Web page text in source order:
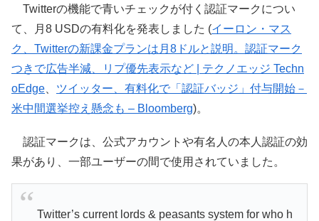
Twitterの機能で青いチェックが付く認証マークについ
て、月8 USDの有料化を発表しました (イーロン・マス
ク、Twitterの新課金プランは月8ドルと説明。認証マーク
つきで広告半減、リプ優先表示など | テクノエッジ Techn
oEdge
ツイッター、有料化で「認証バッジ」付与開始－
米中間選挙控え懸念も – Bloomberg)。
認証マークは、公式アカウントや有名人の本人認証の効
果があり、一部ユーザーの間で使用されていました。
Twitter’s current lords & peasants system for who h